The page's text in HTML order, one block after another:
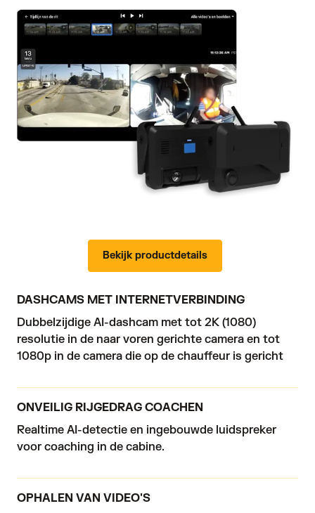
Bekijk productdetails
DASHCAMS MET INTERNETVERBINDING
Dubbelzijdige AI-dashcam met tot 2K (1080)
resolutie in de naar voren gerichte camera en tot
1080p in de camera die op de chauffeur is gericht
ONVEILIG RIJGEDRAG COACHEN
Realtime AI-detectie en ingebouwde luidspreker
voor coaching in de cabine.
OPHALEN VAN VIDEO'S